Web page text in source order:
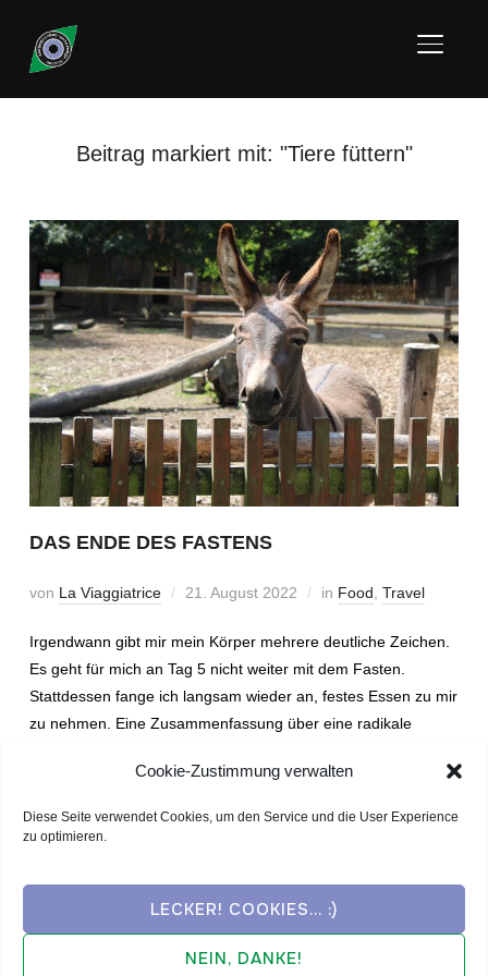
Cookie-Zustimmung verwalten
Diese Seite verwendet Cookies, um den Service und die User Experience
zu optimieren.
LECKER! COOKIES... :)
NEIN, DANKE!
Beitrag markiert mit: "Tiere füttern"
DAS ENDE DES FASTENS
von La Viaggiatrice 21. August 2022 in Food Travel
Irgendwann gibt mir mein Körper mehrere deutliche Zeichen.
Es geht für mich an Tag 5 nicht weiter mit dem Fasten.
Stattdessen fange ich langsam wieder an, festes Essen zu mir
zu nehmen. Eine Zusammenfassung über eine radikale
WEITERLESEN